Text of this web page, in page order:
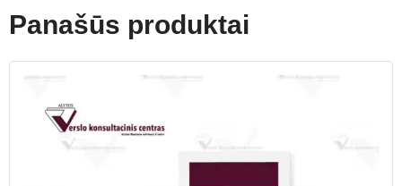
Panašūs produktai